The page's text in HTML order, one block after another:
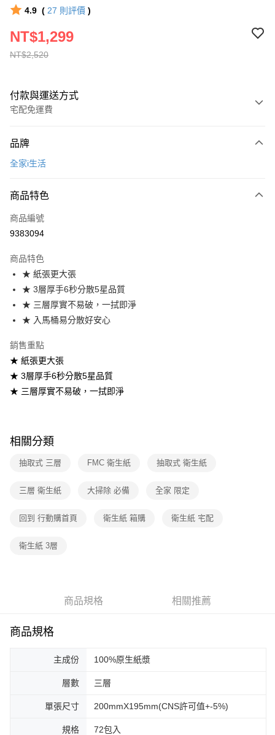
4.9 ( 27 則評價 )
NT$2,520
NT$1,299
付款與運送方式
宅配免運費
全家線上支付
本島宅配-活動商品
免運費
品牌
全家i生活
商品特色
商品編號
9383094
商品特色
★ 紙張更大張
★ 3層厚手6秒分散5星品質
★ 三層厚實不易破，一拭即淨
★ 入馬桶易分散好安心
銷售重點
★ 紙張更大張
★ 3層厚手6秒分散5星品質
★ 三層厚實不易破，一拭即淨
相關分類
抽取式 三層 FMC 衛生紙 抽取式 衛生紙
三層 衛生紙 大掃除 必備 全家 限定
回到 行動購首頁 衛生紙 箱購 衛生紙 宅配
衛生紙 3層
商品規格 相關推薦
商品規格
主成份 100%原生紙漿
層數 三層
單張尺寸 200mmX195mm(CNS許可值+-5%)
規格 72包入